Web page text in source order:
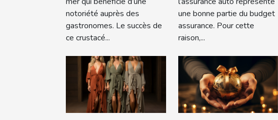
notoriété auprès des
gastronomes. Le succès de
ce crustacé...
une bonne partie du budget
assurance. Pour cette
raison,...